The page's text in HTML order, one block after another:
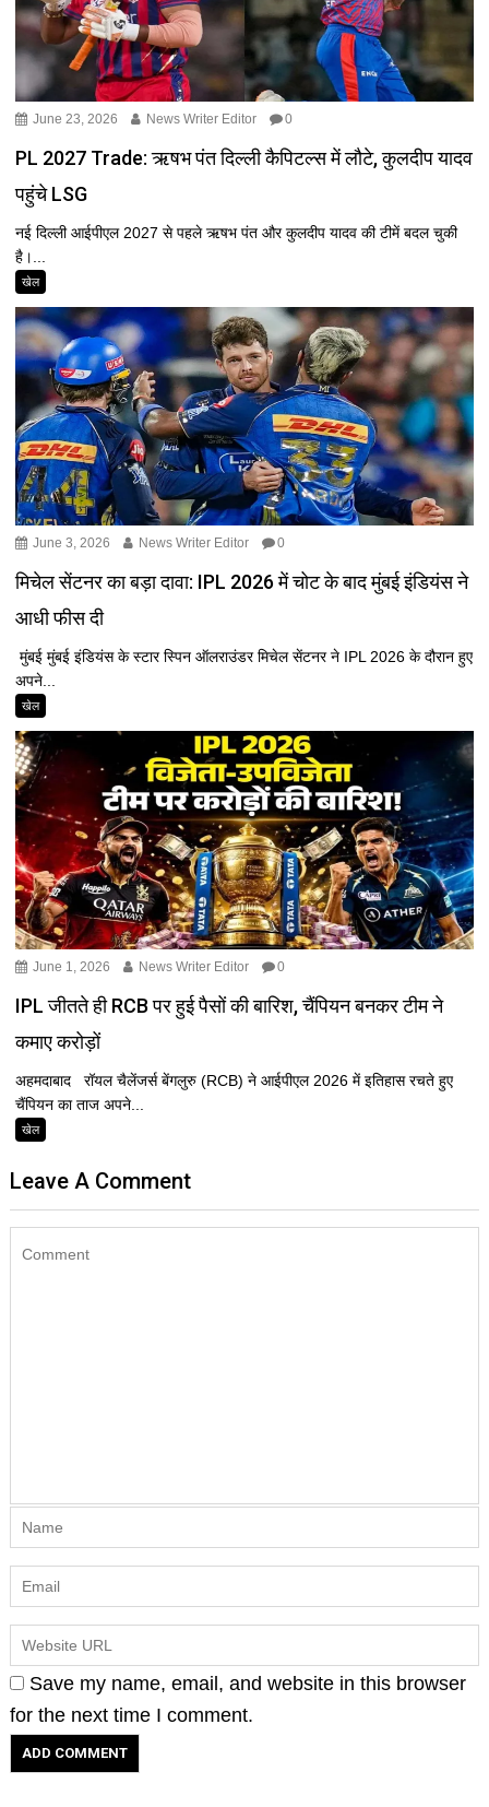
June 23, 2026 News Writer Editor 0
PL 2027 Trade: ऋषभ पंत दिल्ली कैपिटल्स में लौटे, कुलदीप यादव
पहुंचे LSG
नई दिल्ली आईपीएल 2027 से पहले ऋषभ पंत और कुलदीप यादव की टीमें बदल चुकी
है।...
खेल
June 3, 2026 News Writer Editor 0
मिचेल सेंटनर का बड़ा दावा: IPL 2026 में चोट के बाद मुंबई इंडियंस ने
आधी फीस दी
मुंबई मुंबई इंडियंस के स्टार स्पिन ऑलराउंडर मिचेल सेंटनर ने IPL 2026 के दौरान हुए
अपने...
खेल
June 1, 2026 News Writer Editor 0
IPL जीतते ही RCB पर हुई पैसों की बारिश, चैंपियन बनकर टीम ने
कमाए करोड़ों
अहमदाबाद रॉयल चैलेंजर्स बेंगलुरु (RCB) ने आईपीएल 2026 में इतिहास रचते हुए
चैंपियन का ताज अपने...
खेल
Leave A Comment
Save my name, email, and website in this browser
for the next time I comment.